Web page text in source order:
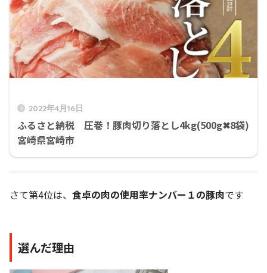
2022年4月16日
ふるさと納税 圧巻！豚肉切り落とし4kg(500g✖8袋)
宮崎県宮崎市
さて第4位は、 食卓の肉の使用率ナンバー１の豚肉です
選んだ理由